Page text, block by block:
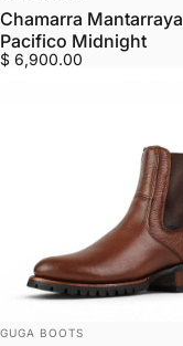
Chamarra Mantarraya
Pacifico Midnight
$ 6,900.00
MARCA:
GUGA BOOTS